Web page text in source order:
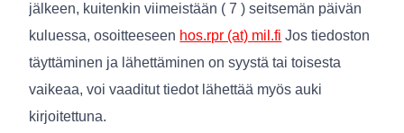
jälkeen, kuitenkin viimeistään ( 7 ) seitsemän päivän
kuluessa, osoitteeseen hos.rpr (at) mil.fi Jos tiedoston
täyttäminen ja lähettäminen on syystä tai toisesta
vaikeaa, voi vaaditut tiedot lähettää myös auki
kirjoitettuna.